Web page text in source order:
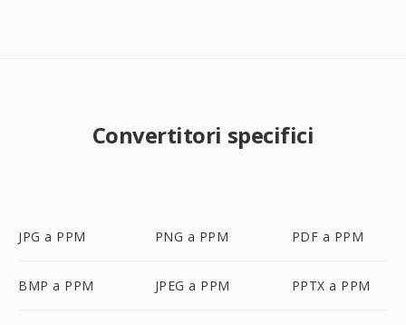
Convertitori specifici
JPG a PPM PNG a PPM PDF a PPM
BMP a PPM JPEG a PPM PPTX a PPM